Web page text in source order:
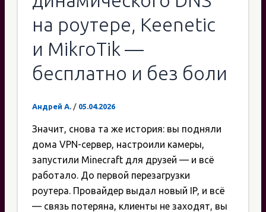
на роутере, Keenetic
и MikroTik —
бесплатно и без боли
Андрей А. / 05.04.2026
Значит, снова та же история: вы подняли
дома VPN-сервер, настроили камеры,
запустили Minecraft для друзей — и всё
работало. До первой перезагрузки
роутера. Провайдер выдал новый IP, и всё
— связь потеряна, клиенты не заходят, вы